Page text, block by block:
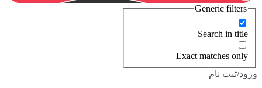
Generic filters
Search in title
Exact matches only
ورود/ثبت نام